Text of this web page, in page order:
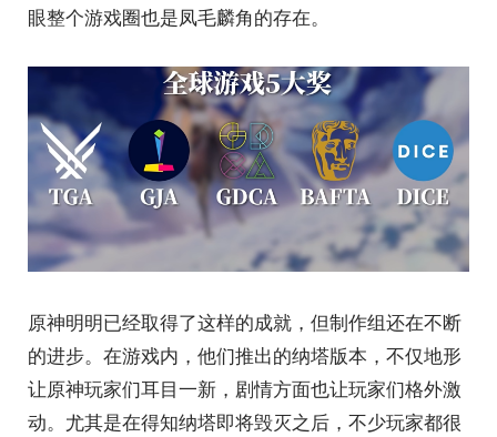
眼整个游戏圈也是凤毛麟角的存在。
原神明明已经取得了这样的成就，但制作组还在不断
的进步。在游戏内，他们推出的纳塔版本，不仅地形
让原神玩家们耳目一新，剧情方面也让玩家们格外激
动。尤其是在得知纳塔即将毁灭之后，不少玩家都很